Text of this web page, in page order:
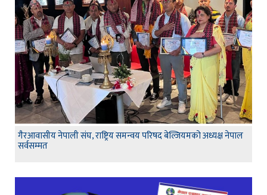
गैरआवासीय नेपाली संघ, राष्ट्रिय समन्वय परिषद बेल्जियमको अध्यक्ष नेपाल
सर्वसम्मत